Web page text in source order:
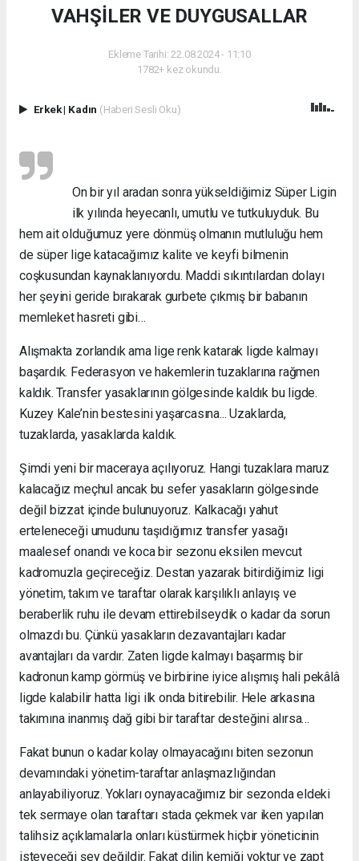
VAHŞİLER VE DUYGUSALLAR
Ekleme Tarihi: 22.08.2024 - 11:10
1782+ kez okundu.
Erkek| Kadın (Haberi Sesli Oku)
On bir yıl aradan sonra yükseldiğimiz Süper Ligin
ilk yılında heyecanlı, umutlu ve tutkuluyduk. Bu
hem ait olduğumuz yere dönmüş olmanın mutluluğu hem
de süper lige katacağımız kalite ve keyfi bilmenin
coşkusundan kaynaklanıyordu. Maddi sıkıntılardan dolayı
her şeyini geride bırakarak gurbete çıkmış bir babanın
memleket hasreti gibi…
Alışmakta zorlandık ama lige renk katarak ligde kalmayı
başardık. Federasyon ve hakemlerin tuzaklarına rağmen
kaldık. Transfer yasaklarının gölgesinde kaldık bu ligde.
Kuzey Kale’nin bestesini yaşarcasına... Uzaklarda,
tuzaklarda, yasaklarda kaldık.
Şimdi yeni bir maceraya açılıyoruz. Hangi tuzaklara maruz
kalacağız meçhul ancak bu sefer yasakların gölgesinde
değil bizzat içinde bulunuyoruz. Kalkacağı yahut
erteleneceği umudunu taşıdığımız transfer yasağı
maalesef onandı ve koca bir sezonu eksilen mevcut
kadromuzla geçireceğiz. Destan yazarak bitirdiğimiz ligi
yönetim, takım ve taraftar olarak karşılıklı anlayış ve
beraberlik ruhu ile devam ettirebilseydik o kadar da sorun
olmazdı bu. Çünkü yasakların dezavantajları kadar
avantajları da vardır. Zaten ligde kalmayı başarmış bir
kadronun kamp görmüş ve birbirine iyice alışmış hali pekâlâ
ligde kalabilir hatta ligi ilk onda bitirebilir. Hele arkasına
takımına inanmış dağ gibi bir taraftar desteğini alırsa…
Fakat bunun o kadar kolay olmayacağını biten sezonun
devamındaki yönetim-taraftar anlaşmazlığından
anlayabiliyoruz. Yokları oynayacağımız bir sezonda eldeki
tek sermaye olan taraftarı stada çekmek var iken yapılan
talihsiz açıklamalarla onları küstürmek hiçbir yöneticinin
isteyeceği şey değildir. Fakat dilin kemiği yoktur ve zapt